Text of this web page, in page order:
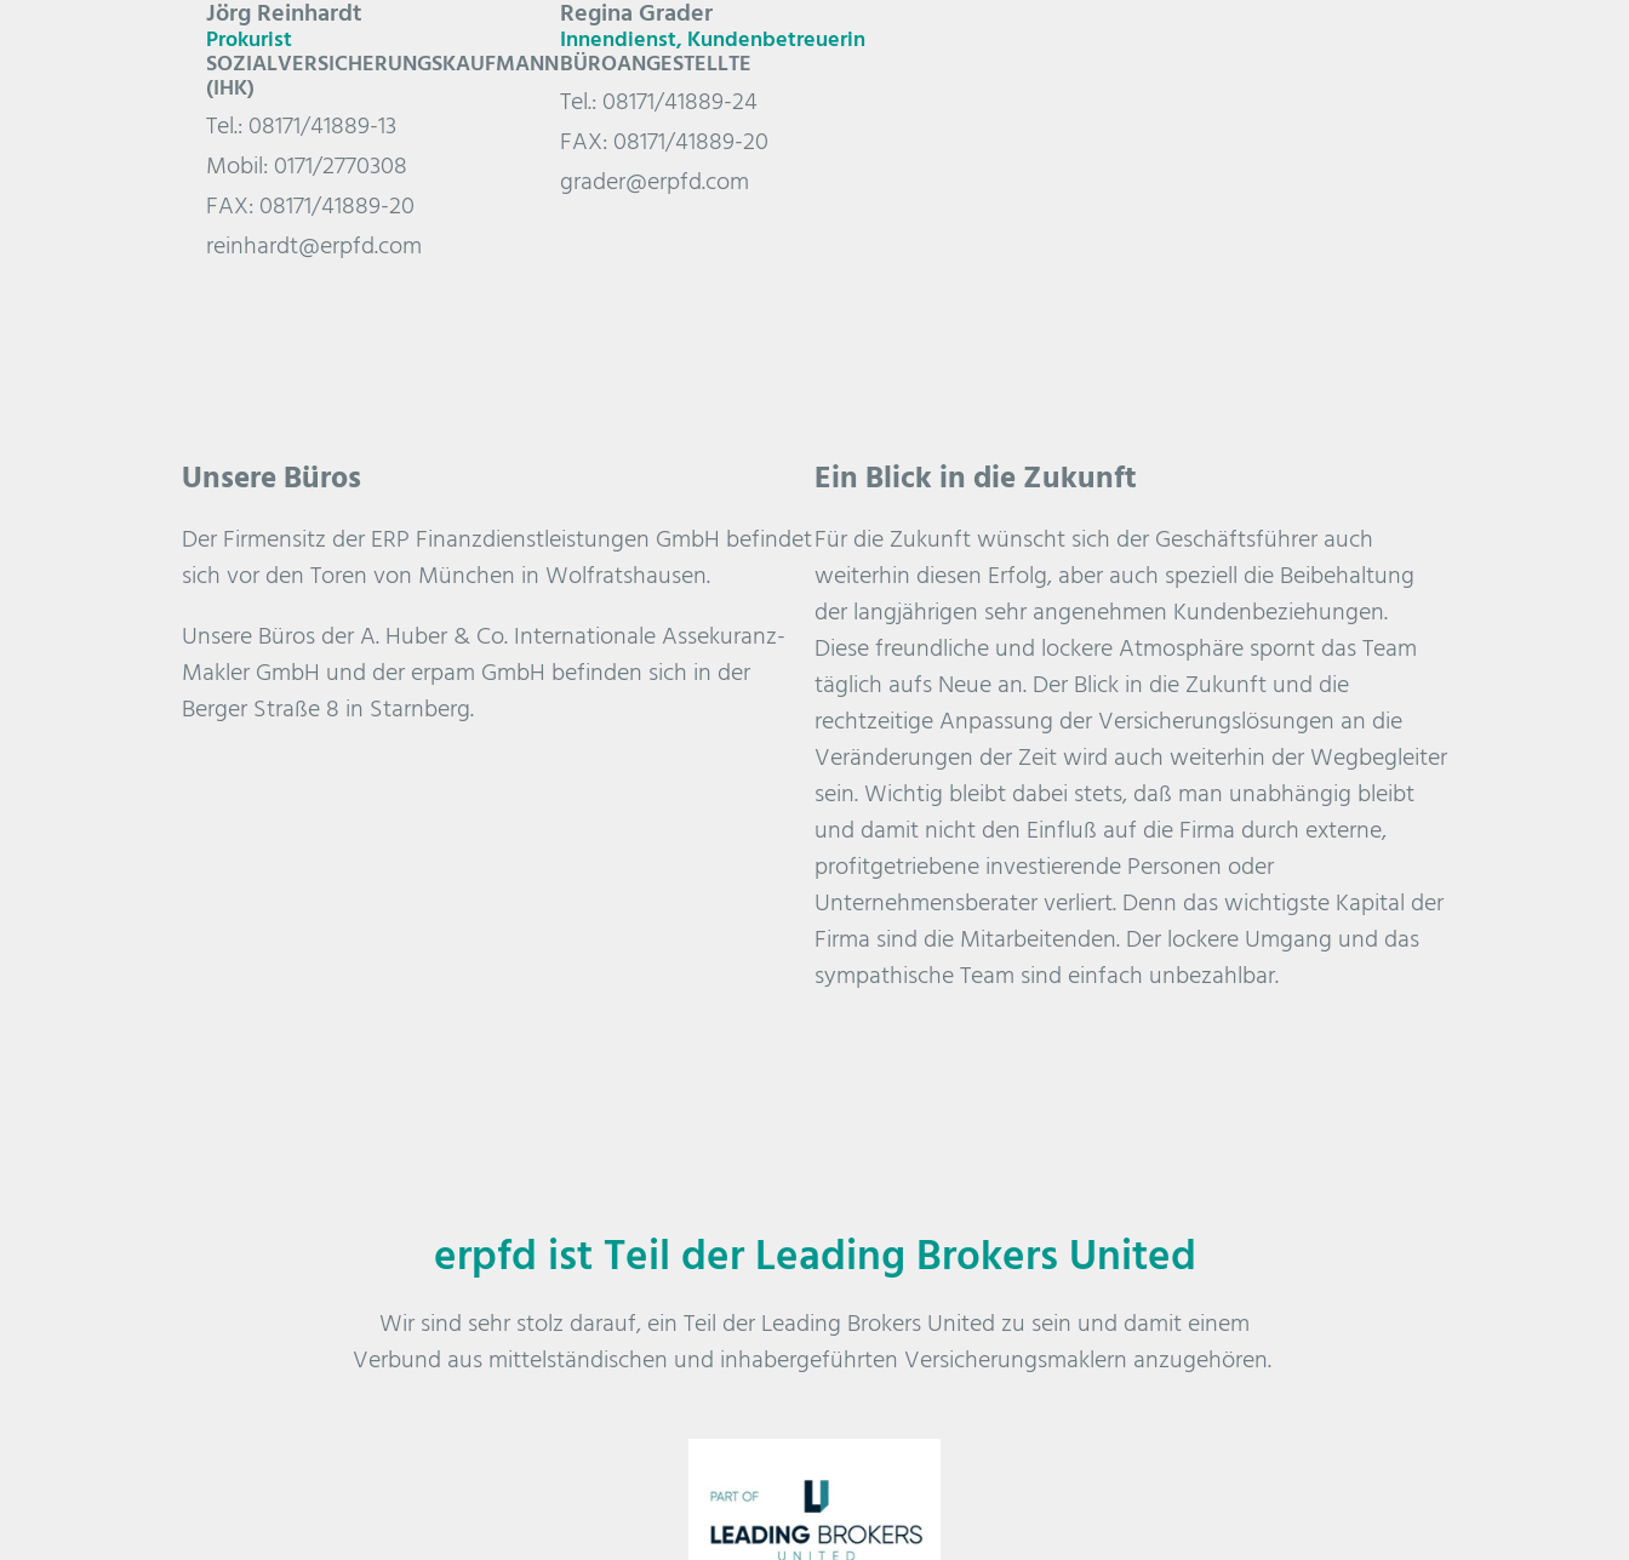
Jörg Reinhardt
Prokurist
SOZIALVERSICHERUNGSKAUFMANN
(IHK)
Tel.: 08171/41889-13
Mobil: 0171/2770308
FAX: 08171/41889-20
reinhardt@erpfd.com
Regina Grader
Innendienst, Kundenbetreuerin
BÜROANGESTELLTE
Tel.: 08171/41889-24
FAX: 08171/41889-20
grader@erpfd.com
Unsere Büros
Der Firmensitz der ERP Finanzdienstleistungen GmbH befindet
sich vor den Toren von München in Wolfratshausen.
Unsere Büros der A. Huber & Co. Internationale Assekuranz-
Makler GmbH und der erpam GmbH befinden sich in der
Berger Straße 8 in Starnberg.
Ein Blick in die Zukunft
Für die Zukunft wünscht sich der Geschäftsführer auch
weiterhin diesen Erfolg, aber auch speziell die Beibehaltung
der langjährigen sehr angenehmen Kundenbeziehungen.
Diese freundliche und lockere Atmosphäre spornt das Team
täglich aufs Neue an. Der Blick in die Zukunft und die
rechtzeitige Anpassung der Versicherungslösungen an die
Veränderungen der Zeit wird auch weiterhin der Wegbegleiter
sein. Wichtig bleibt dabei stets, daß man unabhängig bleibt
und damit nicht den Einfluß auf die Firma durch externe,
profitgetriebene investierende Personen oder
Unternehmensberater verliert. Denn das wichtigste Kapital der
Firma sind die Mitarbeitenden. Der lockere Umgang und das
sympathische Team sind einfach unbezahlbar.
erpfd ist Teil der Leading Brokers United
Wir sind sehr stolz darauf, ein Teil der Leading Brokers United zu sein und damit einem
Verbund aus mittelständischen und inhabergeführten Versicherungsmaklern anzugehören.